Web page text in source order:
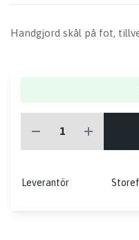
Handgjord skål på fot,
Leverantör